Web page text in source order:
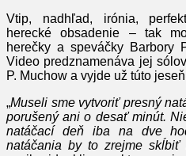
Vtip, nadhľad, irónia,
herecké obsadenie – tak
herečky a speváčky Barbory
Video predznamenáva jej
P. Muchow a vyjde už túto
„Museli sme vytvoriť presný
porušený ani o desať minút.
natáčací deň iba na dve
natáčania by to zrejme skĺbiť